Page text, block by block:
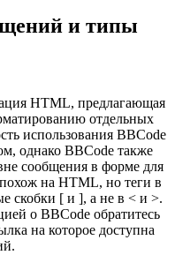
и типы
HTML, предлагающая
отдельных
использования BBCode
однако BBCode также
сообщения в форме для
на HTML, но теги в
скобки [ и ], а не в < и >.
о BBCode обратитесь
на которое доступна